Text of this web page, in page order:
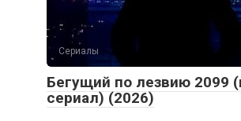
Бегущий по лезвию 2099
сериал) (2026)